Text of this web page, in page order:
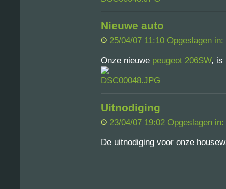
Nieuwe auto
25/04/07 11:10 Opgeslagen in:
Onze nieuwe peugeot 206SW, is
Uitnodiging
23/04/07 19:02 Opgeslagen in:
De uitnodiging voor onze